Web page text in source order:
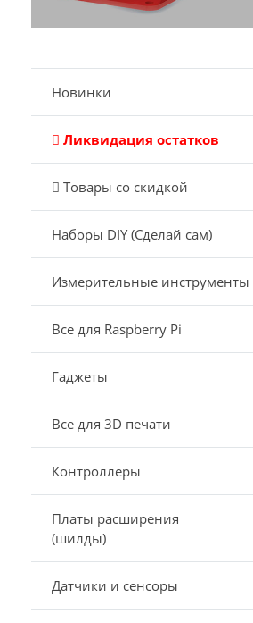
Новинки
Ликвидация остатков
Товары со скидкой
Наборы DIY (Сделай сам)
Измерительные инструменты
Все для Raspberry Pi
Гаджеты
Все для 3D печати
Контроллеры
Платы расширения
(шилды)
Датчики и сенсоры